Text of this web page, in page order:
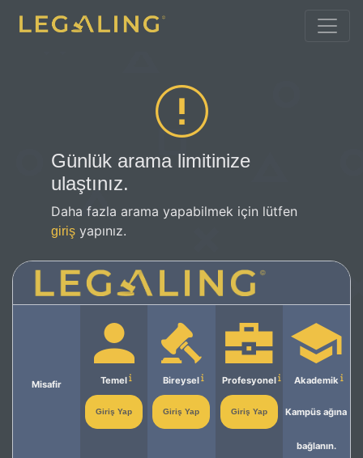
Günlük arama limitinize
ulaştınız.
Daha fazla arama yapabilmek için lütfen
giriş yapınız.
Misafir Temel
Giriş Yap
Bireysel
Giriş Yap
Profesyonel
Giriş Yap
Akademik
Kampüs ağına
bağlanın.